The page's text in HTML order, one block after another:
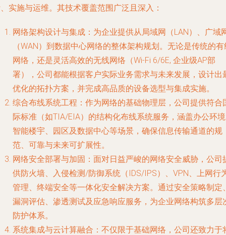
实施与运维。其技术覆盖范围广泛且深入：
网络架构设计与集成 ：为企业提供从局域网（LAN）、广域
（WAN）到数据中心网络的整体架构规划。无论是传统的有
网络，还是灵活高效的无线网络（Wi-Fi 6/6E, 企业级AP部
署），公司都能根据客户实际业务需求与未来发展，设计出
优化的拓扑方案，并完成高品质的设备选型与集成实施。
综合布线系统工程 ：作为网络的基础物理层，公司提供符合
际标准（如TIA/EIA）的结构化布线系统服务，涵盖办公环
智能楼宇、园区及数据中心等场景，确保信息传输通道的规
范、可靠与未来可扩展性。
网络安全部署与加固 ：面对日益严峻的网络安全威胁，公司
供防火墙、入侵检测/防御系统（IDS/IPS）、VPN、上网行
管理、终端安全等一体化安全解决方案。通过安全策略制定
漏洞评估、渗透测试及应急响应服务，为企业网络构筑多层
防护体系。
系统集成与云计算融合 ：不仅限于基础网络，公司还致力于